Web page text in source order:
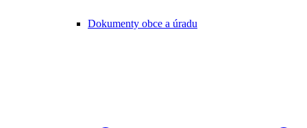
Dokumenty obce a úradu